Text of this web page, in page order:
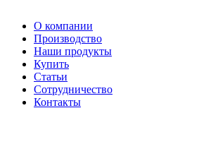
О компании
Производство
Наши продукты
Купить
Статьи
Сотрудничество
Контакты